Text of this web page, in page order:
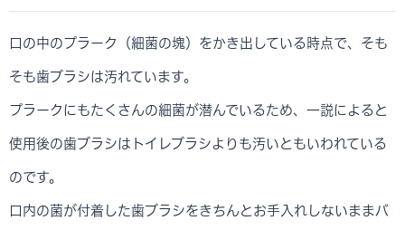
口の中のプラーク（細菌の塊）をかき出している時点で、そも
そも歯ブラシは汚れています。
プラークにもたくさんの細菌が潜んでいるため、一説によると
使用後の歯ブラシはトイレブラシよりも汚いともいわれている
のです。
口内の菌が付着した歯ブラシをきちんとお手入れしないままバ